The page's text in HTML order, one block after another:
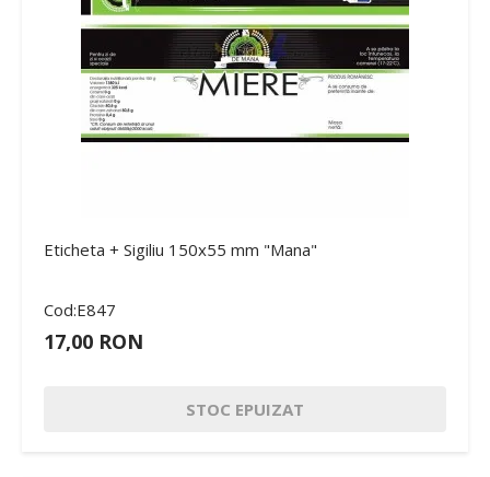
Eticheta + Sigiliu 150x55 mm "Mana"
Cod:E847
17,00 RON
STOC EPUIZAT